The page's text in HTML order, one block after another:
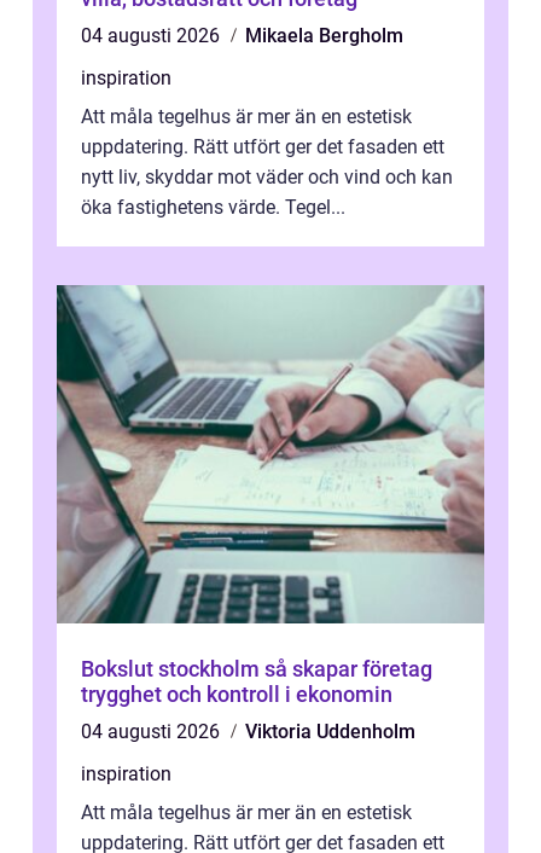
04 augusti 2026
Mikaela Bergholm
inspiration
Att måla tegelhus är mer än en estetisk
uppdatering. Rätt utfört ger det fasaden ett
nytt liv, skyddar mot väder och vind och kan
öka fastighetens värde. Tegel...
Bokslut stockholm så skapar företag
trygghet och kontroll i ekonomin
04 augusti 2026
Viktoria Uddenholm
inspiration
Att måla tegelhus är mer än en estetisk
uppdatering. Rätt utfört ger det fasaden ett